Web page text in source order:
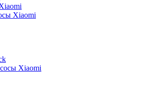
Xiaomi
Xiaomi